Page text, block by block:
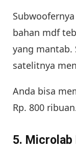
bahan mdf
yang mantab.
satelitnya
Anda bisa
Rp. 800
5. Microlab